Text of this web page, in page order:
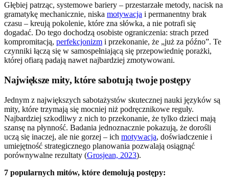
Głębiej patrząc, systemowe bariery – przestarzałe metody, nacisk na
gramatykę mechanicznie, niska motywacja i permanentny brak
czasu – kreują pokolenie, które zna słówka, a nie potrafi się
dogadać. Do tego dochodzą osobiste ograniczenia: strach przed
kompromitacją, perfekcjonizm i przekonanie, że „już za późno”. Te
czynniki łączą się w samospełniającą się przepowiednię porażki,
której ofiarą padają nawet najbardziej zmotywowani.
Największe mity, które sabotują twoje postępy
Jednym z największych sabotażystów skutecznej nauki języków są
mity, które trzymają się mocniej niż podręcznikowe reguły.
Najbardziej szkodliwy z nich to przekonanie, że tylko dzieci mają
szansę na płynność. Badania jednoznacznie pokazują, że dorośli
uczą się inaczej, ale nie gorzej – ich motywacja, doświadczenie i
umiejętność strategicznego planowania pozwalają osiągnąć
porównywalne rezultaty (Grosjean, 2023).
7 popularnych mitów, które demolują postępy: